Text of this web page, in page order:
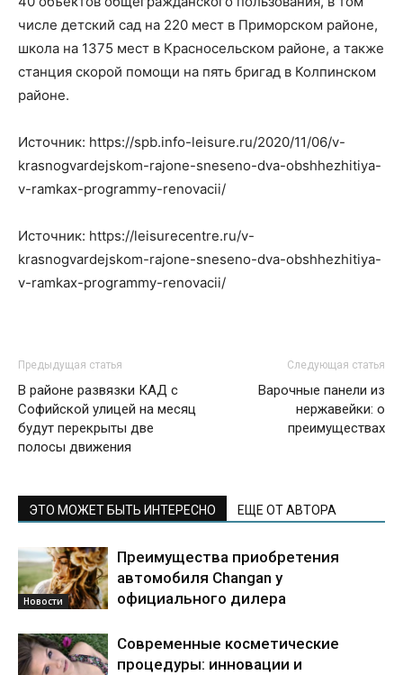
числе детский сад на 220 мест в Приморском районе,
школа на 1375 мест в Красносельском районе, а также
станция скорой помощи на пять бригад в Колпинском
районе.
Источник: https://spb.info-leisure.ru/2020/11/06/v-
krasnogvardejskom-rajone-sneseno-dva-obshhezhitiya-
v-ramkax-programmy-renovacii/
Источник: https://leisurecentre.ru/v-
krasnogvardejskom-rajone-sneseno-dva-obshhezhitiya-
v-ramkax-programmy-renovacii/
Предыдущая статья
В районе развязки КАД с
Софийской улицей на месяц
будут перекрыты две
полосы движения
Следующая статья
Варочные панели из
нержавейки: о
преимуществах
ЭТО МОЖЕТ БЫТЬ ИНТЕРЕСНО ЕЩЕ ОТ АВТОРА
Новости
Преимущества приобретения
автомобиля Changan у
официального дилера
Современные косметические
процедуры: инновации и